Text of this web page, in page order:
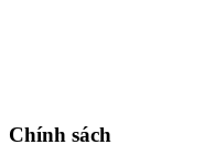
Chính sách